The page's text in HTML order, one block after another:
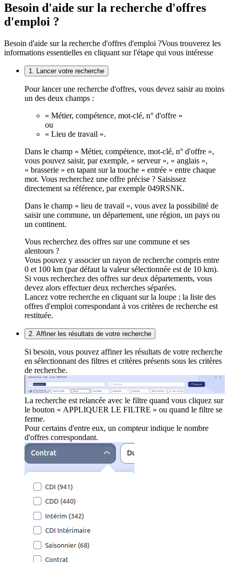
Besoin d'aide sur la recherche d'offres
d'emploi ?
Besoin d'aide sur la recherche d'offres d'emploi ?Vous trouverez les
informations essentielles en cliquant sur l'étape qui vous intéresse
1. Lancer votre recherche
Pour lancer une recherche d'offres, vous devez saisir au moins
un des deux champs :
« Métier, compétence, mot-clé, n° d'offre »
ou
« Lieu de travail ».
Dans le champ « Métier, compétence, mot-clé, n° d'offre »,
vous pouvez saisir, par exemple, « serveur », « anglais »,
« brasserie » en tapant sur la touche « entrée » entre chaque
mot. Vous recherchez une offre précise ? Saisissez
directement sa référence, par exemple 049RSNK.
Dans le champ « lieu de travail », vous avez la possibilité de
saisir une commune, un département, une région, un pays ou
un continent.
Vous recherchez des offres sur une commune et ses
alentours ?
Vous pouvez y associer un rayon de recherche compris entre
0 et 100 km (par défaut la valeur sélectionnée est de 10 km).
Si vous recherchez des offres sur deux départements, vous
devez alors effectuer deux recherches séparées.
Lancez votre recherche en cliquant sur la loupe ; la liste des
offres d'emploi correspondant à vos critères de recherche est
restituée.
2. Affiner les résultats de votre recherche
Si besoin, vous pouvez affiner les résultats de votre recherche
en sélectionnant des filtres et critères présents sous les critères
de recherche.
La recherche est relancée avec le filtre quand vous cliquez sur
le bouton « APPLIQUER LE FILTRE » ou quand le filtre se
ferme.
Pour certains d'entre eux, un compteur indique le nombre
d'offres correspondant.